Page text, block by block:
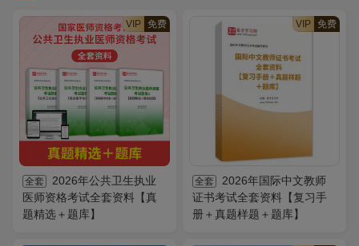
VIP 免费
全套
2026年公共卫生执业
医师资格考试全套资料【真
题精选＋题库】
VIP 免费
全套
2026年国际中文教师
证书考试全套资料【复习手
册＋真题样题＋题库】